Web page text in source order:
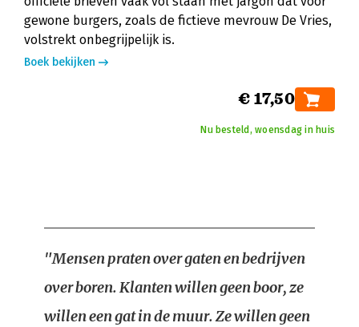
gewone burgers, zoals de fictieve mevrouw De Vries,
volstrekt onbegrijpelijk is.
Boek bekijken
€ 17,50
Nu besteld, woensdag in huis
"Mensen praten over gaten en bedrijven
over boren. Klanten willen geen boor, ze
willen een gat in de muur. Ze willen geen